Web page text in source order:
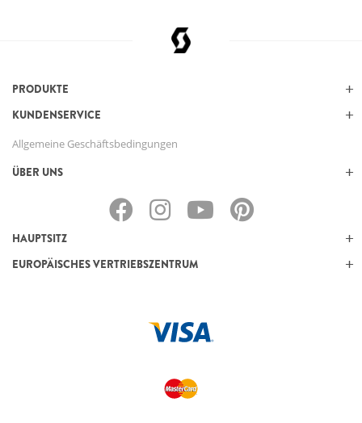
PRODUKTE
KUNDENSERVICE
Allgemeine Geschäftsbedingungen
ÜBER UNS
HAUPTSITZ
EUROPÄISCHES VERTRIEBSZENTRUM